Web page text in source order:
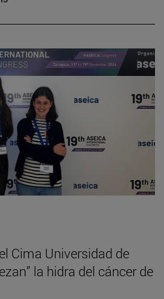
Cima Universidad de
la hidra del cáncer de